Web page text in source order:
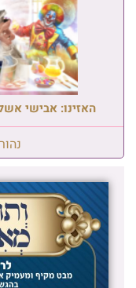
האזינו: אבישי